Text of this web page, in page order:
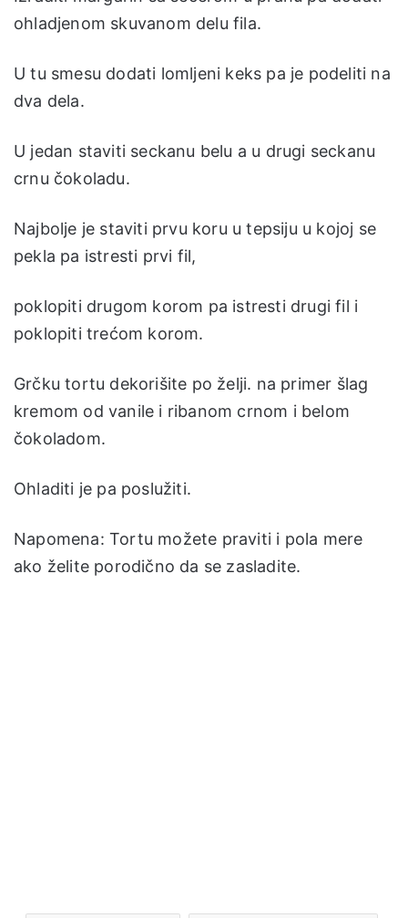
ohladjenom skuvanom delu fila.
U tu smesu dodati lomljeni keks pa je podeliti na
dva dela.
U jedan staviti seckanu belu a u drugi seckanu
crnu čokoladu.
Najbolje je staviti prvu koru u tepsiju u kojoj se
pekla pa istresti prvi fil,
poklopiti drugom korom pa istresti drugi fil i
poklopiti trećom korom.
Grčku tortu dekorišite po želji. na primer šlag
kremom od vanile i ribanom crnom i belom
čokoladom.
Ohladiti je pa poslužiti.
Napomena: Tortu možete praviti i pola mere
ako želite porodično da se zasladite.